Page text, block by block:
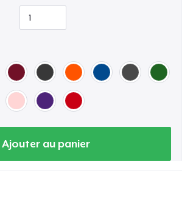
Ajouter au panier